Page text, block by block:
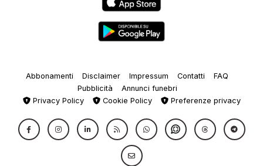
Abbonamenti Disclaimer Impressum Contatti
FAQ
Pubblicità
Annunci funebri
Privacy Policy
Cookie Policy Preferenze privacy